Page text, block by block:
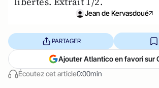
Jean de Kervasdoué
Écoutez cet article0:00min
PARTAGER
Ajouter Atlantico en favori sur